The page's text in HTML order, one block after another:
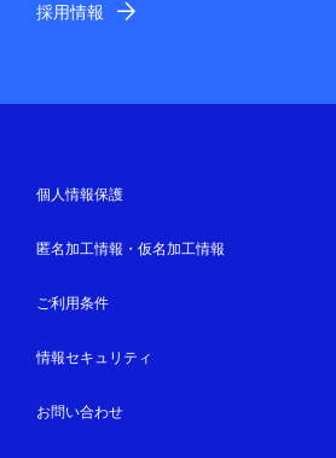
採用情報
個人情報保護
匿名加工情報・仮名加工情報
ご利用条件
情報セキュリティ
お問い合わせ